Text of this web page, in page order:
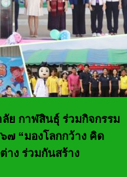
ย กาฬสินธุ์ ร่วมกิจกรรม
๗ “มองโลกกว้าง คิด
าง ร่วมกันสร้าง